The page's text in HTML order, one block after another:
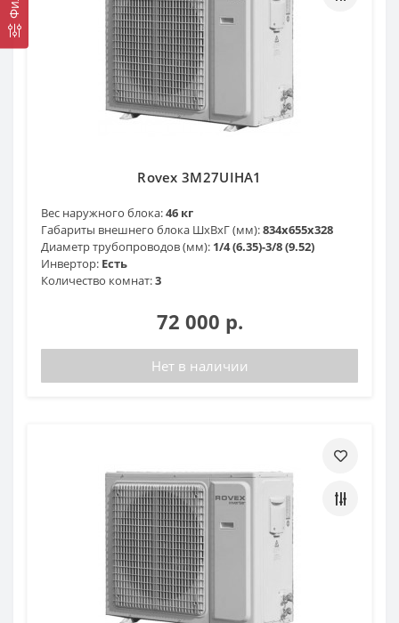
Rovex 3M27UIHA1
Вес наружного блока:46 кг
Габариты внешнего блока ШхВхГ (мм):834х655х328
Диаметр трубопроводов (мм): 1/4 (6.35)-3/8 (9.52)
Инвертор: Есть
Количество комнат:3
72 000 р.
Нет в наличии